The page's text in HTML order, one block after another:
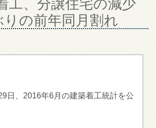
の前年同月割れ
日、2016年6月の建築着工統計を公